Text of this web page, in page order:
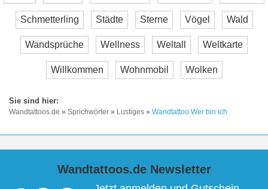
Schmetterling Städte Sterne Vögel Wald
Wandsprüche Wellness Weltall Weltkarte
Willkommen Wohnmobil Wolken
Wandtattoos.de » Sprichwörter » Lustiges » Wandtattoo Wer bin ich
Wandtattoos.de Newsletter